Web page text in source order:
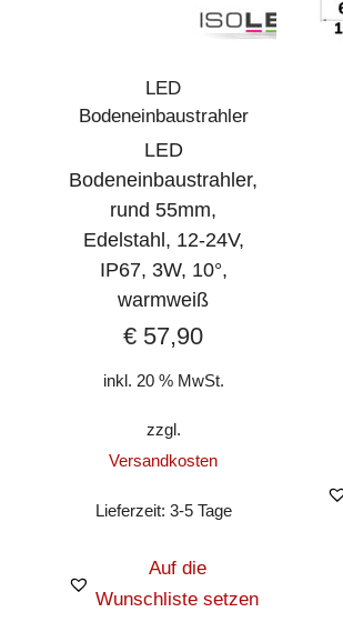
LED
Bodeneinbaustrahler
LED
Bodeneinbaustrahler,
rund 55mm,
Edelstahl, 12-24V,
IP67, 3W, 10°,
warmweiß
€ 57,90
inkl. 20 % MwSt.
zzgl.
Versandkosten
Lieferzeit: 3-5 Tage
Auf die
Wunschliste setzen